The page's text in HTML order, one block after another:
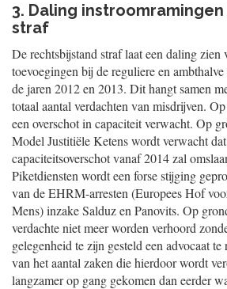
3. Daling
straf
De rechtsbijstand straf laat een daling zien
toevoegingen bij de reguliere en
de jaren 2012 en 2013. Dit hangt samen
totaal aantal verdachten van misdrijven.
een overschot in capaciteit verwacht. Op
Model Justitiële Ketens wordt verwacht
capaciteitsoverschot vanaf 2014 zal
Piketdiensten wordt een forse stijging
van de EHRM-arresten (Europees Hof
Mens) inzake Salduz en Panovits. Op
verdachte niet meer worden verhoord
gelegenheid te zijn gesteld een advocaat
van het aantal zaken die hierdoor wordt
langzamer op gang gekomen dan eerder